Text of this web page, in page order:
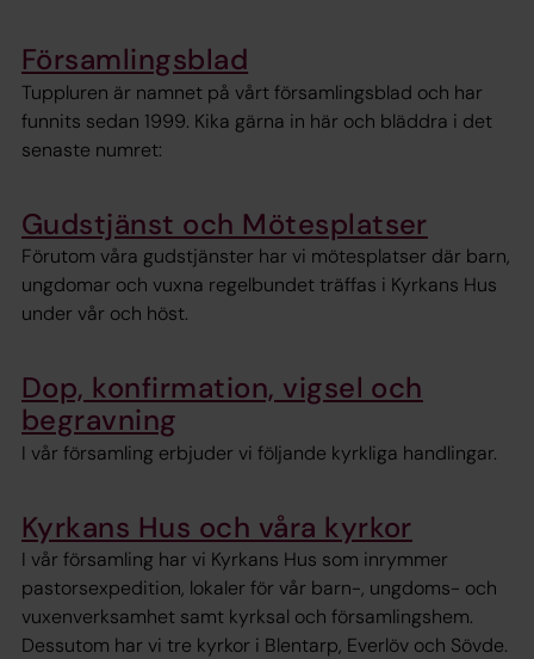
Församlingsblad
Tuppluren är namnet på vårt församlingsblad och har
funnits sedan 1999. Kika gärna in här och bläddra i det
senaste numret:
Gudstjänst och Mötesplatser
Förutom våra gudstjänster har vi mötesplatser där barn,
ungdomar och vuxna regelbundet träffas i Kyrkans Hus
under vår och höst.
Dop, konfirmation, vigsel och
begravning
I vår församling erbjuder vi följande kyrkliga handlingar.
Kyrkans Hus och våra kyrkor
I vår församling har vi Kyrkans Hus som inrymmer
pastorsexpedition, lokaler för vår barn-, ungdoms- och
vuxenverksamhet samt kyrksal och församlingshem.
Dessutom har vi tre kyrkor i Blentarp, Everlöv och Sövde.